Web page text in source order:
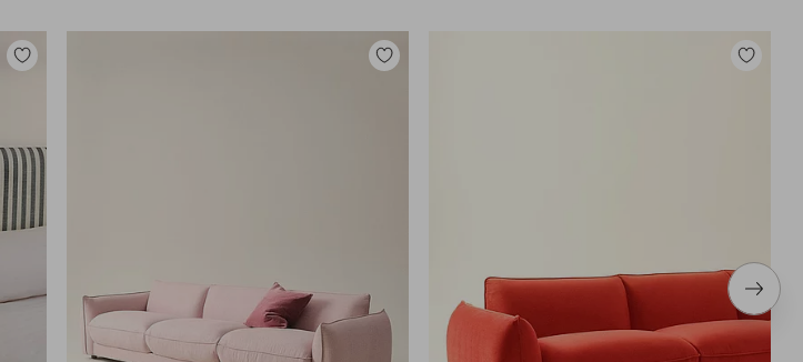
Tilføj
Tilføj
Tilføj
Næste